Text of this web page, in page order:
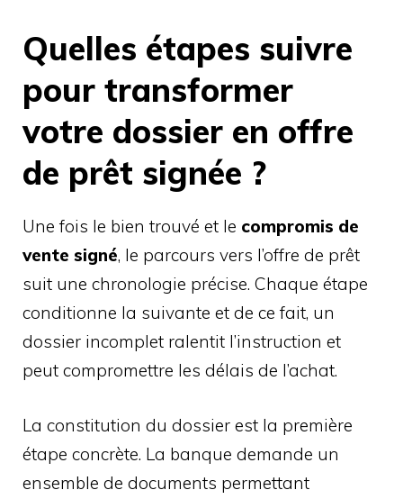
Quelles étapes suivre
pour transformer
votre dossier en offre
de prêt signée ?
Une fois le bien trouvé et le compromis de
vente signé, le parcours vers l’offre de prêt
suit une chronologie précise. Chaque étape
conditionne la suivante et de ce fait, un
dossier incomplet ralentit l’instruction et
peut compromettre les délais de l’achat.
La constitution du dossier est la première
étape concrète. La banque demande un
ensemble de documents permettant